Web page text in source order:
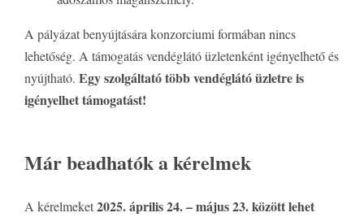
A pályázat benyújtására konzorciumi formában nincs
lehetőség. A támogatás vendéglátó üzletenként igényelhető és
nyújtható. Egy szolgáltató több vendéglátó üzletre is
igényelhet támogatást!
Már beadhatók a kérelmek
A kérelmeket2025. április 24. – május 23. között lehet